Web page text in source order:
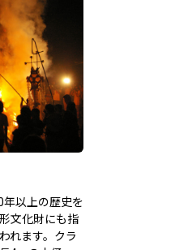
以上の歴史を
文化財にも指
れます。クラ